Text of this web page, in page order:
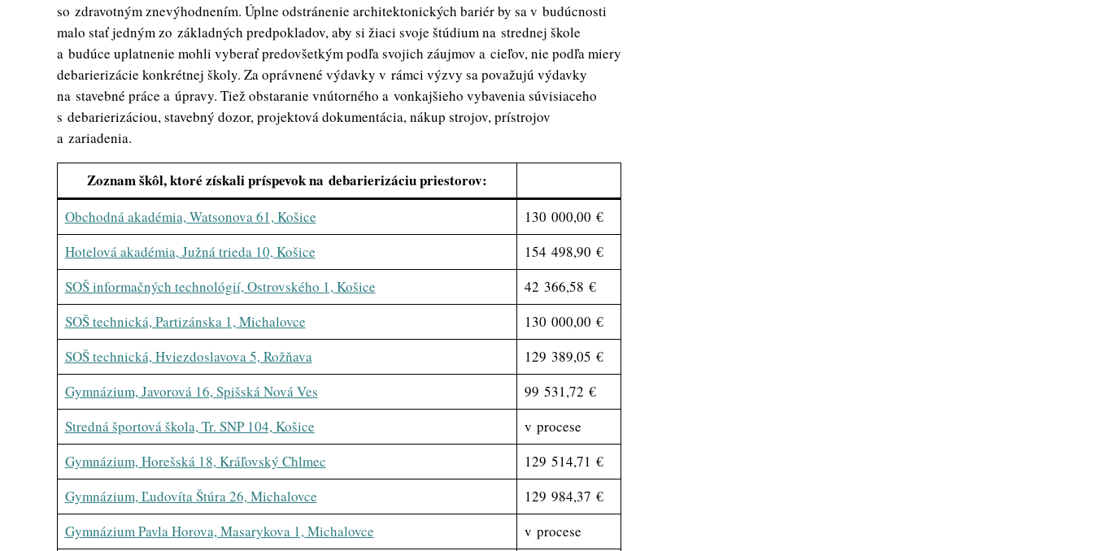
so zdravotným znevýhodnením. Úplne odstránenie architektonických bariér by sa v budúcnosti
malo stať jedným zo základných predpokladov, aby si žiaci svoje štúdium na strednej škole
a budúce uplatnenie mohli vyberať predovšetkým podľa svojich záujmov a cieľov, nie podľa miery
debarierizácie konkrétnej školy. Za oprávnené výdavky v rámci výzvy sa považujú výdavky
na stavebné práce a úpravy. Tiež obstaranie vnútorného a vonkajšieho vybavenia súvisiaceho
s debarierizáciou, stavebný dozor, projektová dokumentácia, nákup strojov, prístrojov
a zariadenia.
Zoznam škôl, ktoré získali príspevok na debarierizáciu priestorov:
Obchodná akadémia, Watsonova 61, Košice
130 000,00 €
Hotelová akadémia, Južná trieda 10, Košice
154 498,90 €
SOŠ informačných technológií, Ostrovského 1, Košice
42 366,58 €
SOŠ technická, Partizánska 1, Michalovce
130 000,00 €
SOŠ technická, Hviezdoslavova 5, Rožňava
129 389,05 €
Gymnázium, Javorová 16, Spišská Nová Ves
99 531,72 €
Stredná športová škola, Tr. SNP 104, Košice
v procese
Gymnázium, Horešská 18, Kráľovský Chlmec
129 514,71 €
Gymnázium, Ľudovíta Štúra 26, Michalovce
129 984,37 €
Gymnázium Pavla Horova, Masarykova 1, Michalovce
v procese